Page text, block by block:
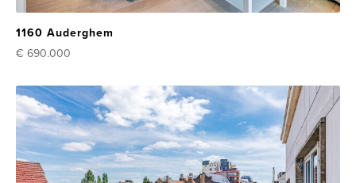
1160 Auderghem
€ 690.000